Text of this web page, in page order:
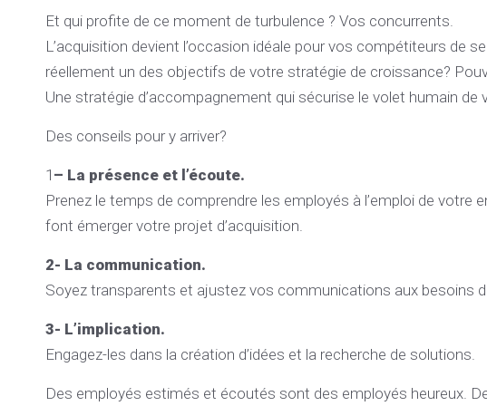
Et qui profite de ce moment de turbulence ? Vos concurrents.
L’acquisition devient l’occasion idéale pour vos compétiteurs de
réellement un des objectifs de votre stratégie de croissance?
Une stratégie d’accompagnement qui sécurise le volet humain
Des conseils pour y arriver?
1 – La présence et l’écoute.
Prenez le temps de comprendre les employés à l’emploi de
font émerger votre projet d’acquisition.
2- La communication.
Soyez transparents et ajustez vos communications aux besoins
3- L’implication.
Engagez-les dans la création d’idées et la recherche de solutions.
Des employés estimés et écoutés sont des employés heureux.